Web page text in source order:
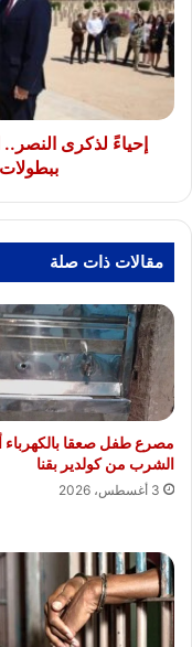
الروسية
بالاسكندرية
تحتفي
"المدافعين
إحياءً لذكرى النصر..
مقالات ذات صلة
مصرع طفل صعقا بالكهرباء
الشرب من كولدير بقنا
3 أغسطس، 2026